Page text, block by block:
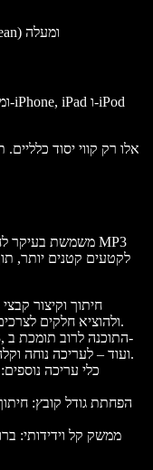
מערכת הפעלה: Android 4.1 (Jelly Bean) ומעלה
אלו רק קווי יסוד
לקטעים קטנים יותר,
חיתוך וקיצור קבצי
ולהוציא חלקים לצרכים שונים כמו רינגטונים או עריכת מוזיקה.
AAC, WMA, FLAC, OGG, WAV ועוד – לעריכה נוחה וקלה.
כלי עריכה נוספים
הפחתת גודל קובץ:
ממשק קל וידידותי: